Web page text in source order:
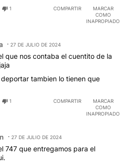
1 COMPARTIR
MARCAR
COMO
INAPROPIADO
27 DE JULIO DE 2024
que nos contaba el cuentito de la
tambien lo tienen que
1 COMPARTIR
MARCAR
COMO
INAPROPIADO
27 DE JULIO DE 2024
747 que entregamos para el